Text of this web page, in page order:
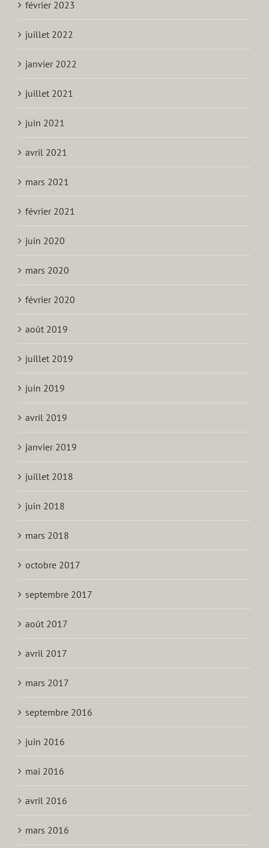
février 2023
juillet 2022
janvier 2022
juillet 2021
juin 2021
avril 2021
mars 2021
février 2021
juin 2020
mars 2020
février 2020
août 2019
juillet 2019
juin 2019
avril 2019
janvier 2019
juillet 2018
juin 2018
mars 2018
octobre 2017
septembre 2017
août 2017
avril 2017
mars 2017
septembre 2016
juin 2016
mai 2016
avril 2016
mars 2016